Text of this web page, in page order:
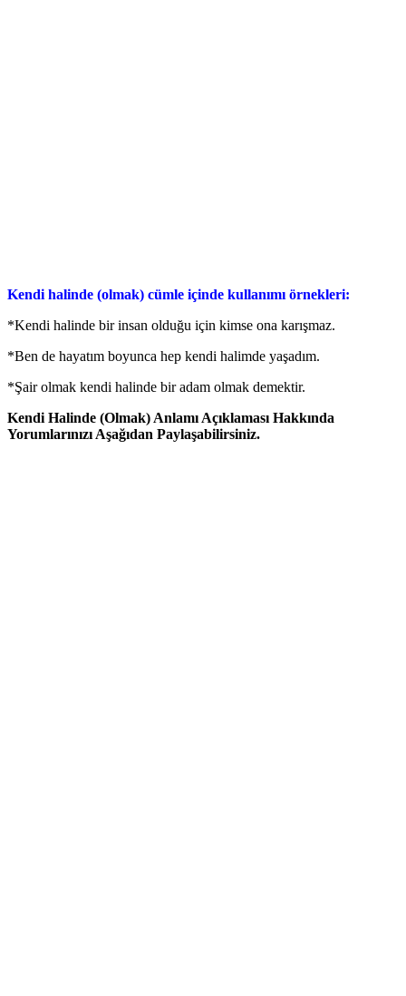
Kendi halinde (olmak) cümle içinde kullanımı örnekleri:
*Kendi halinde bir insan olduğu için kimse ona karışmaz.
*Ben de hayatım boyunca hep kendi halimde yaşadım.
*Şair olmak kendi halinde bir adam olmak demektir.
Kendi Halinde (Olmak) Anlamı Açıklaması Hakkında
Yorumlarınızı Aşağıdan Paylaşabilirsiniz.